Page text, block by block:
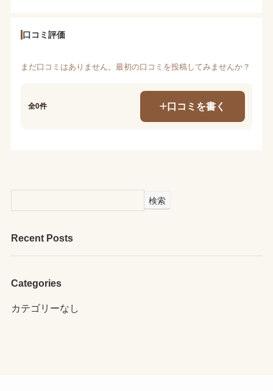
口コミ評価
まだ口コミはありません。最初の口コミを投稿してみませんか？
全0件 口コミを書く
検索
Recent Posts
Categories
カテゴリーなし